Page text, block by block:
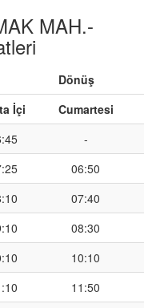
MAH.-
Dönüş
İçi Cumartesi
-
06:50
07:40
08:30
10:10
11:50